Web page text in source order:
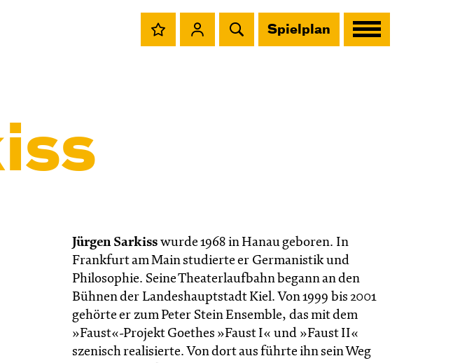
Spielplan
Jürgen Sarkiss wurde 1968 in Hanau geboren. In
Frankfurt am Main studierte er Germanistik und
Philosophie. Seine Theaterlaufbahn begann an den
Bühnen der Landeshauptstadt Kiel. Von 1999 bis 2001
gehörte er zum Peter Stein Ensemble, das mit dem
»Faust«-Projekt Goethes »Faust I« und »Faust II«
szenisch realisierte. Von dort aus führte ihn sein Weg